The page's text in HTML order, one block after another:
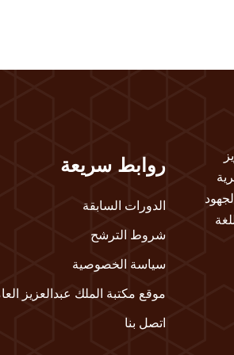
روابط سريعة
الدورات السابقة
شروط الترشح
سياسة الخصوصية
موقع مكتبة الملك عبدالعزيز
اتصل بنا